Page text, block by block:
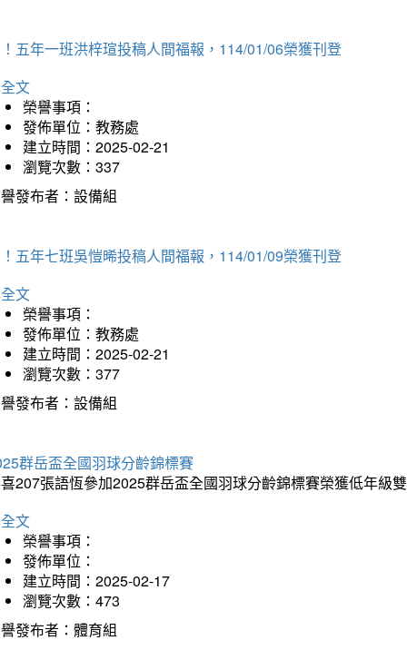
五年一班洪梓瑄投稿人間福報，114/01/06榮獲刊登
文
榮譽事項：
發佈單位：教務處
建立時間：2025-02-21
瀏覽次數：337
發布者：設備組
五年七班吳愷晞投稿人間福報，114/01/09榮獲刊登
文
榮譽事項：
發佈單位：教務處
建立時間：2025-02-21
瀏覽次數：377
發布者：設備組
群岳盃全國羽球分齡錦標賽
207張語恆參加2025群岳盃全國羽球分齡錦標賽榮獲低年級
文
榮譽事項：
發佈單位：
建立時間：2025-02-17
瀏覽次數：473
發布者：體育組